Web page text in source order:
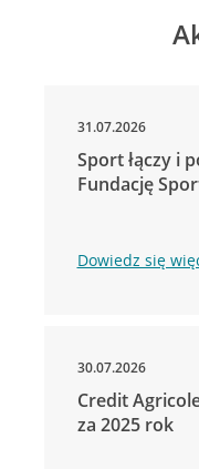
31.07.2026
Sport łączy i
Fundację
Dowiedz się
30.07.2026
Credit
za 2025 rok